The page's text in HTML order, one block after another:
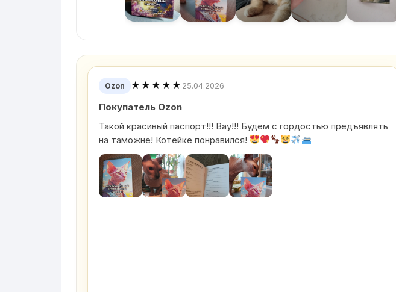
Ozon ★★★★★ 25.04.2026
Покупатель Ozon
Такой красивый паспорт!!! Вау!!! Будем с гордостью предъявлять
на таможне! Котейке понравился!